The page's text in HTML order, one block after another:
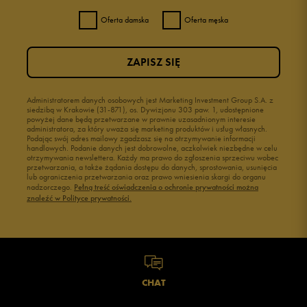
Oferta damska Oferta męska
Administratorem danych osobowych jest Marketing Investment Group S.A. z
siedzibą w Krakowie (31-871), os. Dywizjonu 303 paw. 1, udostępnione
powyżej dane będą przetwarzane w prawnie uzasadnionym interesie
administratora, za który uważa się marketing produktów i usług własnych.
Podając swój adres mailowy zgadzasz się na otrzymywanie informacji
handlowych. Podanie danych jest dobrowolne, aczkolwiek niezbędne w celu
otrzymywania newslettera. Każdy ma prawo do zgłoszenia sprzeciwu wobec
przetwarzania, a także żądania dostępu do danych, sprostowania, usunięcia
lub ograniczenia przetwarzania oraz prawo wniesienia skargi do organu
nadzorczego. Pełną treść oświadczenia o ochronie prywatności można
znaleźć w Polityce prywatności.
ZAPISZ SIĘ
CHAT